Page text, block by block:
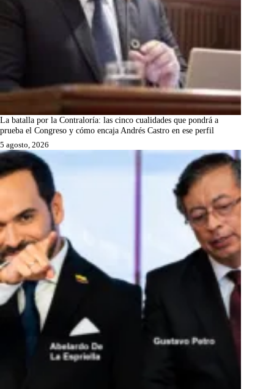
La batalla por la Contraloría: las cinco cualidades que pondrá a
prueba el Congreso y cómo encaja Andrés Castro en ese perfil
5 agosto, 2026